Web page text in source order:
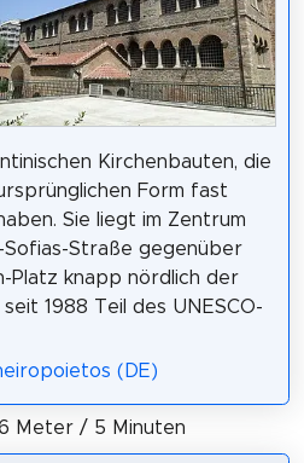
Kirchenbauten, die
Form fast
Sie liegt im Zentrum
Straße gegenüber
Platz knapp nördlich der
1988 Teil des UNESCO-
(DE)
Meter / 5 Minuten